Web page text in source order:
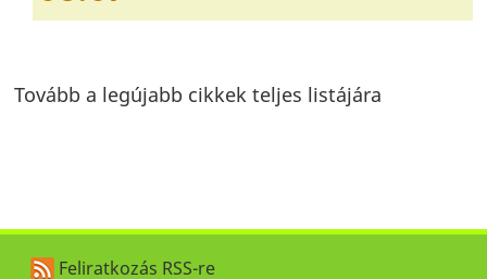
Tovább a legújabb cikkek teljes listájára
Feliratkozás RSS-re